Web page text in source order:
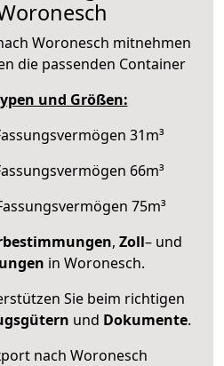
Woronesch mitnehmen
die passenden Container
und Größen:
31m³
66m³
75m³
, Zoll– und
in Woronesch.
Sie beim richtigen
und Dokumente.
nach Woronesch